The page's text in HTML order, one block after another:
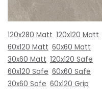
120x280 Matt 120x120 Matt
60x120 Matt 60x60 Matt
30x60 Matt 120x120 Safe
60x120 Safe 60x60 Safe
30x60 Safe 60x120 Grip